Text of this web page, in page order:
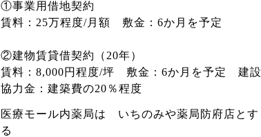
①事業用借地契約
賃料：25万程度/月額 敷金：6か月を予定
②建物賃貸借契約（20年）
賃料：8,000円程度/坪 敷金：6か月を予定 建設
協力金：建築費の20％程度
医療モール内薬局は いちのみや薬局防府店とす
る